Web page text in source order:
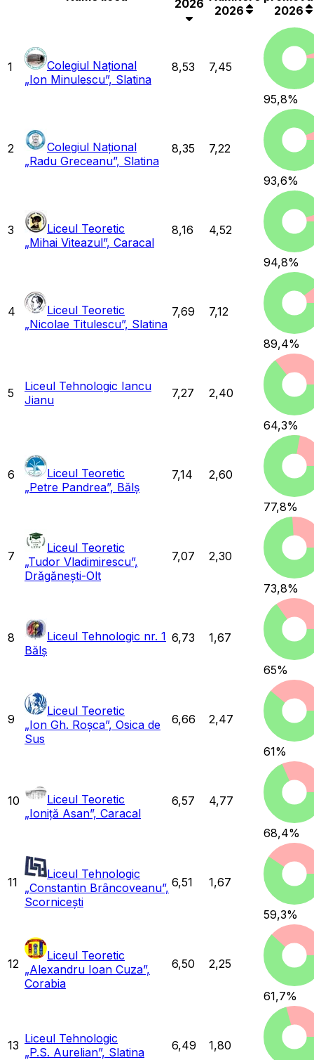
2026
2026
2026
1
Colegiul Național
„Ion Minulescu”, Slatina
8,53 7,45
95,8%
2
Colegiul Național
„Radu Greceanu”, Slatina
8,35 7,22
93,6%
3
Liceul Teoretic
„Mihai Viteazul”, Caracal
8,16 4,52
94,8%
4
Liceul Teoretic
„Nicolae Titulescu”, Slatina
7,69 7,12
89,4%
5
Liceul Tehnologic Iancu
Jianu
7,27 2,40
64,3%
6
Liceul Teoretic
„Petre Pandrea”, Bălș
7,14 2,60
77,8%
7
Liceul Teoretic
„Tudor Vladimirescu”,
Drăgănești-Olt
7,07 2,30
73,8%
8
Liceul Tehnologic nr. 1
Bălș
6,73 1,67
65%
9
Liceul Teoretic
„Ion Gh. Roșca”, Osica de
Sus
6,66 2,47
61%
10
Liceul Teoretic
„Ioniță Asan”, Caracal
6,57 4,77
68,4%
11
Liceul Tehnologic
„Constantin Brâncoveanu”,
Scornicești
6,51 1,67
59,3%
12
Liceul Teoretic
„Alexandru Ioan Cuza”,
Corabia
6,50 2,25
61,7%
13 Liceul Tehnologic
„P.S. Aurelian”, Slatina
6,49 1,80